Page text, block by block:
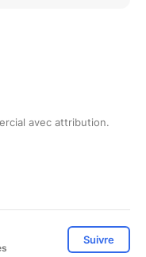
avec attribution.
Suivre